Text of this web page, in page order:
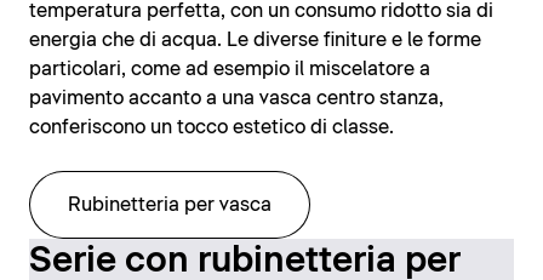
temperatura perfetta, con un consumo ridotto sia di
energia che di acqua. Le diverse finiture e le forme
particolari, come ad esempio il miscelatore a
pavimento accanto a una vasca centro stanza,
conferiscono un tocco estetico di classe.
Rubinetteria per vasca
Serie con rubinetteria per